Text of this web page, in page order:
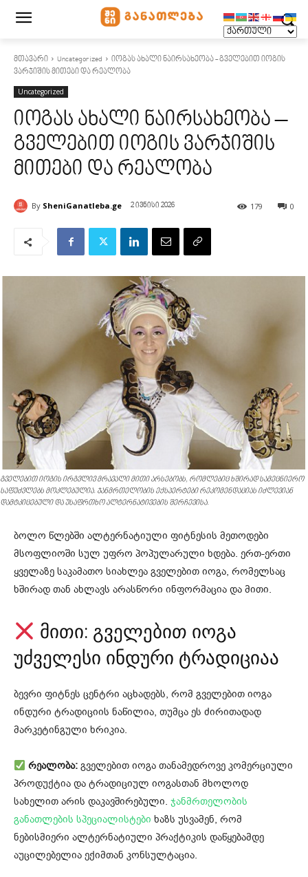
მთავარი Uncategorized
იოგას ახალი ნაირსახეობა - გველებით იოგის
ვარჯიშის მითები და რეალობა
Uncategorized
იოგას ახალი ნაირსახეობა –
გველებით იოგის ვარჯიშის
მითები და რეალობა
By SheniGanatleba.ge 2 ივნისი 2026 0
179
გველებით იოგის ირგვლივ მრავალი მითი არსებობს, რომლებიც ხშირად სამეცნიერო
საფუძვლებს მოკლებულია. ჯანმრთელობის ექსპერტები რეკომენდაციას იძლევიან
დამტკიცებული და უსაფრთხო ალტერნატივების შერჩევისა.
ბოლო წლებში ალტერნატიული ფიტნესის მეთოდები
მსოფლიოში სულ უფრო პოპულარული ხდება. ერთ-ერთი
ყველაზე საკამათო სიახლეა გველებით იოგა, რომელსაც
ხშირად თან ახლავს არასწორი ინფორმაცია და მითი.
მითი: გველებით იოგა
უძველესი ინდური ტრადიციაა
ბევრი ფიტნეს ცენტრი აცხადებს, რომ გველებით იოგა
ინდური ტრადიციის ნაწილია, თუმცა ეს ძირითადად
მარკეტინგული ხრიკია.
რეალობა: გველებით იოგა თანამედროვე კომერციული
პროდუქტია და ტრადიციულ იოგასთან მხოლოდ
სახელით არის დაკავშირებული. ჯანმრთელობის
განათლების სპეციალისტები ხაზს უსვამენ, რომ
ნებისმიერი ალტერნატიული პრაქტიკის დაწყებამდე
აუცილებელია ექიმთან კონსულტაცია.